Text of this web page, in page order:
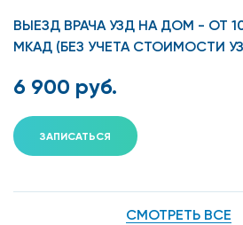
ВЫЕЗД ВРАЧА УЗД НА ДОМ - ОТ
МКАД (БЕЗ УЧЕТА СТОИМОСТИ
6 900 руб.
ЗАПИСАТЬСЯ
СМОТРЕТЬ ВСЕ